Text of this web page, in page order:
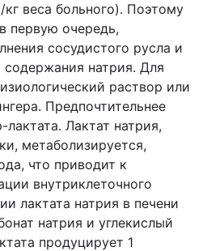
веса больного). Поэтому
первую очередь,
сосудистого русла и
содержания натрия. Для
раствор или
Предпочтительнее
Лактат натрия,
метаболизируется,
что приводит к
внутриклеточного
лактата натрия в печени
натрия и углекислый
продуцирует 1